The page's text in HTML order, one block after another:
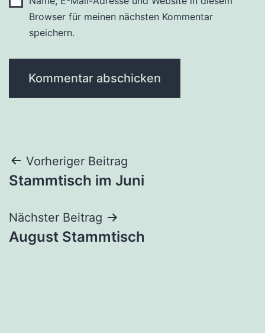
Browser für meinen nächsten Kommentar
speichern.
Beitragsnavigation
Vorheriger Beitrag
Stammtisch im Juni
Nächster Beitrag
August Stammtisch